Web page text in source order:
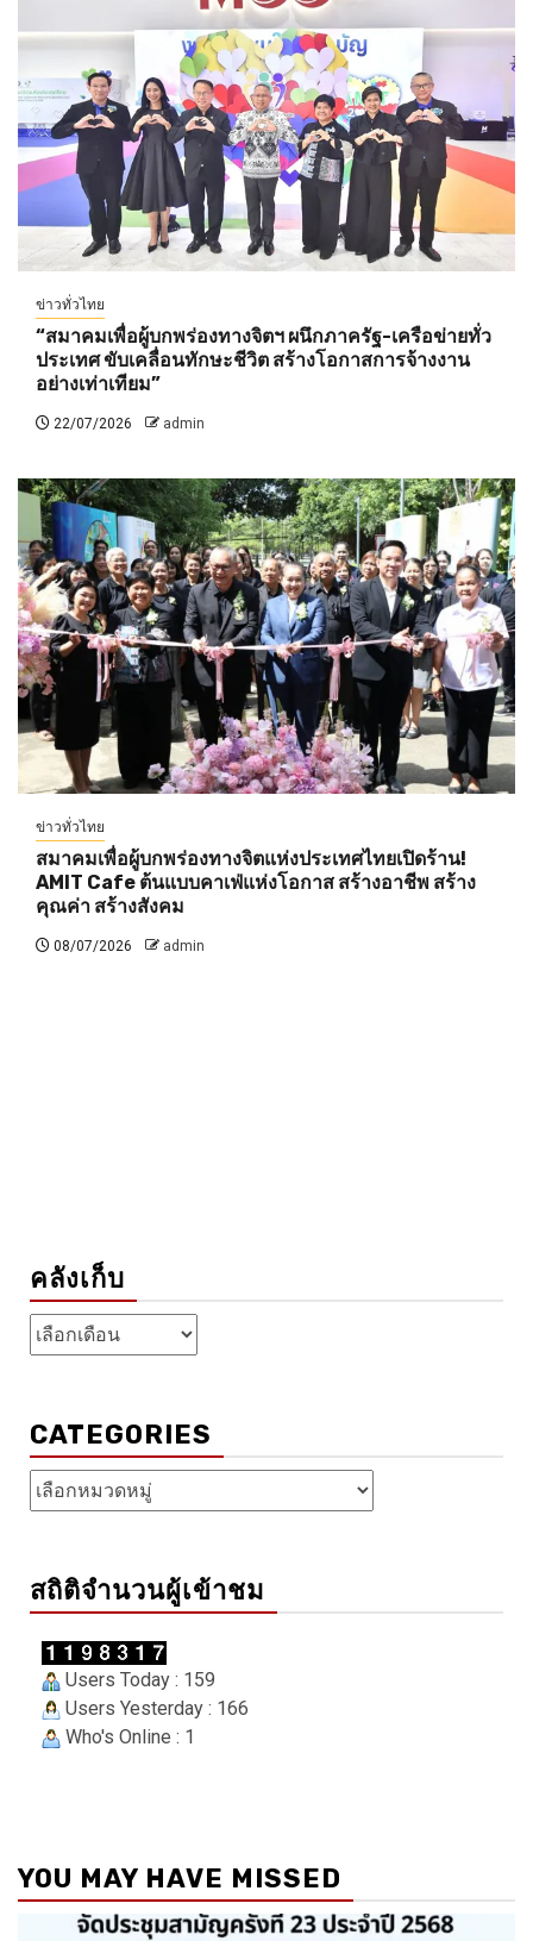
ข่าวทั่วไทย
“สมาคมเพื่อผู้บกพร่องทางจิตฯ ผนึกภาครัฐ-เครือข่ายทั่ว
ประเทศ ขับเคลื่อนทักษะชีวิต สร้างโอกาสการจ้างงาน
อย่างเท่าเทียม”
22/07/2026 admin
ข่าวทั่วไทย
สมาคมเพื่อผู้บกพร่องทางจิตแห่งประเทศไทยเปิดร้าน!
AMIT Cafe ต้นแบบคาเฟ่แห่งโอกาส สร้างอาชีพ สร้าง
คุณค่า สร้างสังคม
08/07/2026 admin
คลังเก็บ
คลัง
เก็บ
CATEGORIES
Categories
สถิติจำนวนผู้เข้าชม
Users Today : 159
Users Yesterday : 166
Who's Online : 1
YOU MAY HAVE MISSED